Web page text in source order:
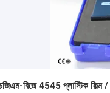
বিজে 4545 প্লাস্টিক ফিল্ম /